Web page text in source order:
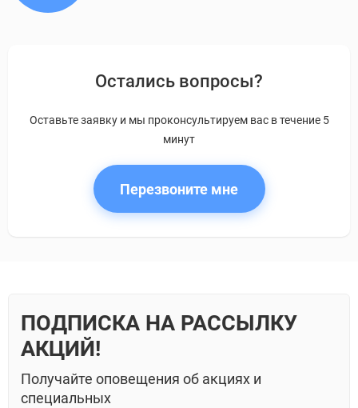
Остались вопросы?
Оставьте заявку и мы проконсультируем вас в течение 5
минут
Перезвоните мне
ПОДПИСКА НА РАССЫЛКУ
АКЦИЙ!
Получайте оповещения об акциях и
специальных